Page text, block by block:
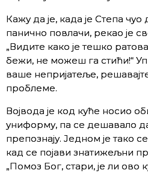
Кажу да је, када је Степа
панично повлачи, рекао је
„Видите како је тешко
бежи, не можеш га стићи!“
ваше непријатеље,
проблеме.
Војвода је код куће носио
униформу, па се дешавало
препознају. Једном је тако
кад се појави знатижељни
„Помоз Бог, стари, је ли ово